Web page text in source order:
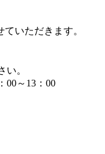
いただきます。
い。
00～13：00